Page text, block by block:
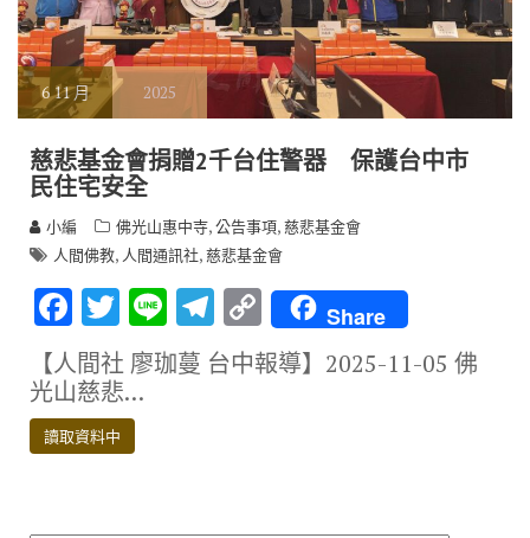
611 月 2025
慈悲基金會捐贈2千台住警器 保護台中市
民住宅安全
小編 佛光山惠中寺,公告事項,慈悲基金會
人間佛教, 人間通訊社,慈悲基金會
F
ac
e
b
o
T
w
it
te
r
Li
n
e
T
el
e
C
o
p
Share
【人間社 廖珈蔓 台中報導】2025-11-05 佛
光山慈悲…
讀取資料中